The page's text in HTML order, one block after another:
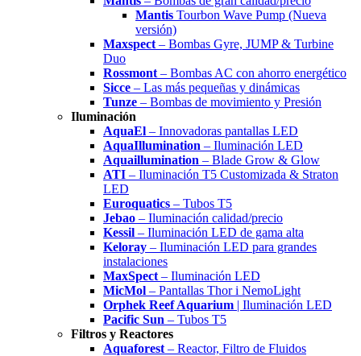
Mantis Tourbon Wave Pump (Nueva
versión)
Maxspect – Bombas Gyre, JUMP & Turbine
Duo
Rossmont – Bombas AC con ahorro energético
Sicce – Las más pequeñas y dinámicas
Tunze – Bombas de movimiento y Presión
Iluminación
AquaEl – Innovadoras pantallas LED
AquaIllumination – Iluminación LED
Aquaillumination – Blade Grow & Glow
ATI – Iluminación T5 Customizada & Straton
LED
Euroquatics – Tubos T5
Jebao – Iluminación calidad/precio
Kessil – Iluminación LED de gama alta
Keloray – Iluminación LED para grandes
instalaciones
MaxSpect – Iluminación LED
MicMol – Pantallas Thor i NemoLight
Orphek Reef Aquarium | Iluminación LED
Pacific Sun – Tubos T5
Filtros y Reactores
Aquaforest – Reactor, Filtro de Fluidos